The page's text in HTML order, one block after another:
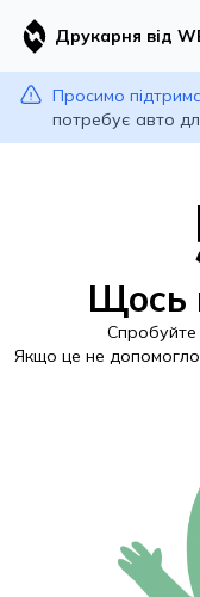
Друкарня від
Просимо
потребує авто
Щось
Спробуйте
Якщо це не